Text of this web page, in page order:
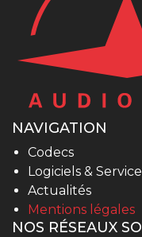
NAVIGATION
Codecs
Logiciels &
Actualités
Mentions légales
NOS RÉSEAUX